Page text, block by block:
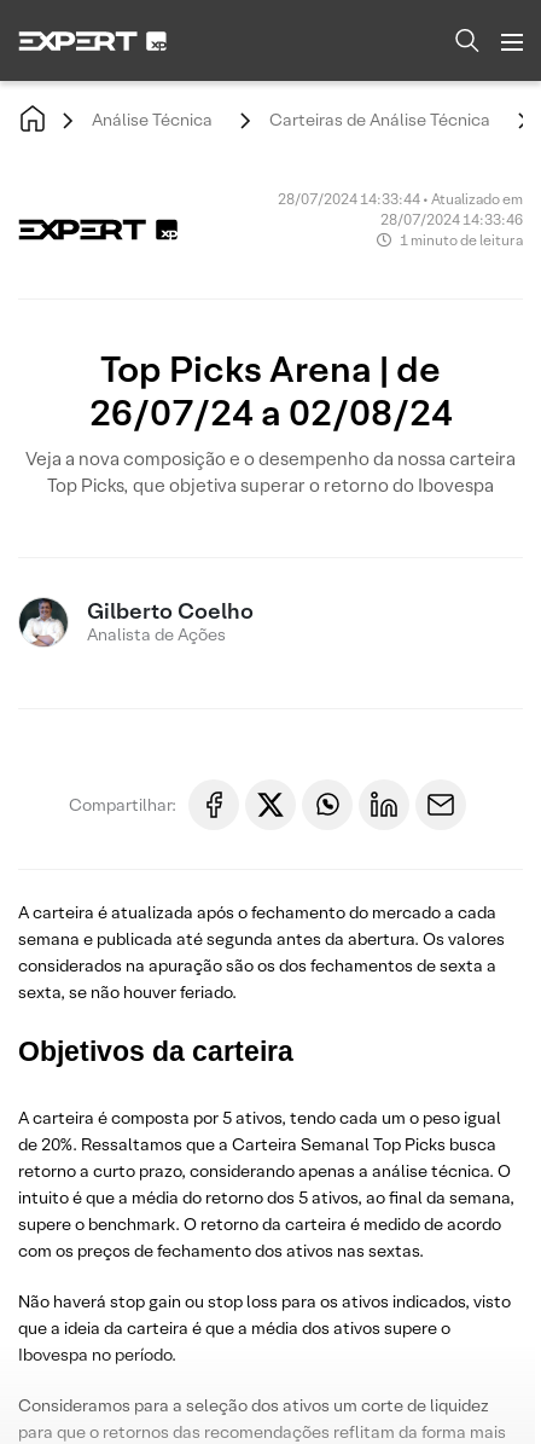
Análise Técnica Carteiras de Análise Técnica
28/07/2024 14:33:44 • Atualizado em
28/07/2024 14:33:46
1 minuto de leitura
Top Picks Arena | de
26/07/24 a 02/08/24
Veja a nova composição e o desempenho da nossa carteira
Top Picks, que objetiva superar o retorno do Ibovespa
Gilberto Coelho
Analista de Ações
Compartilhar:
A carteira é atualizada após o fechamento do mercado a cada
semana e publicada até segunda antes da abertura. Os valores
considerados na apuração são os dos fechamentos de sexta a
sexta, se não houver feriado.
Objetivos da carteira
A carteira é composta por 5 ativos, tendo cada um o peso igual
de 20%. Ressaltamos que a Carteira Semanal Top Picks busca
retorno a curto prazo, considerando apenas a análise técnica. O
intuito é que a média do retorno dos 5 ativos, ao final da semana,
supere o benchmark. O retorno da carteira é medido de acordo
com os preços de fechamento dos ativos nas sextas.
Não haverá stop gain ou stop loss para os ativos indicados, visto
que a ideia da carteira é que a média dos ativos supere o
Ibovespa no período.
Consideramos para a seleção dos ativos um corte de liquidez
para que o retornos das recomendações reflitam da forma mais